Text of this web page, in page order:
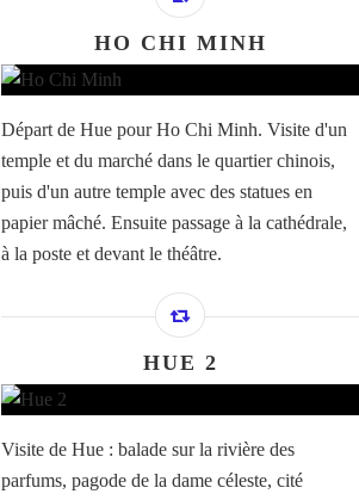
HO CHI MINH
Départ de Hue pour Ho Chi Minh. Visite d'un
temple et du marché dans le quartier chinois,
puis d'un autre temple avec des statues en
papier mâché. Ensuite passage à la cathédrale,
à la poste et devant le théâtre.
HUE 2
Visite de Hue : balade sur la rivière des
parfums, pagode de la dame céleste, cité